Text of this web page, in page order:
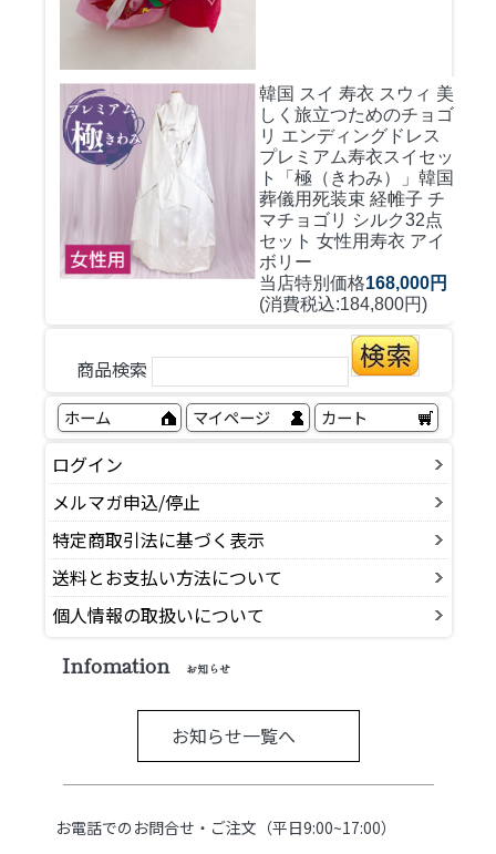
韓国 スイ 寿衣 スウィ 美
しく旅立つためのチョゴ
リ エンディングドレス
プレミアム寿衣スイセッ
ト「極（きわみ）」韓国
葬儀用死装束 経帷子 チ
マチョゴリ シルク32点
セット 女性用寿衣 アイ
ボリー
当店特別価格168,000円
(消費税込:184,800円)
商品検索
ホーム マイページ カート
ログイン
メルマガ申込/停止
特定商取引法に基づく表示
送料とお支払い方法について
個人情報の取扱いについて
Infomation お知らせ
お知らせ一覧へ
お電話でのお問合せ・ご注文（平日9:00~17:00）